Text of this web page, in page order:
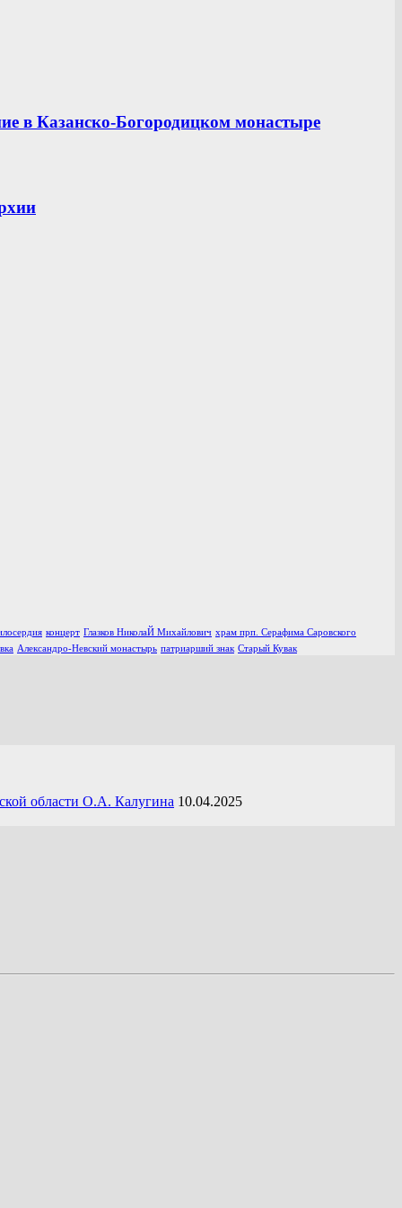
в Казанско-Богородицком монастыре
концерт Глазков НиколаЙ Михайлович храм прп. Серафима Саровского
Александро-Невский монастырь патриарший знак Старый Кувак
области О.А. Калугина 10.04.2025